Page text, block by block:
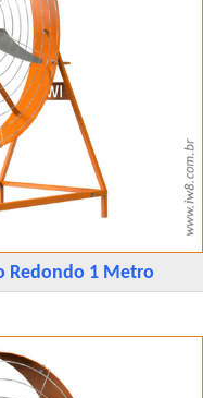
Redondo 1 Metro